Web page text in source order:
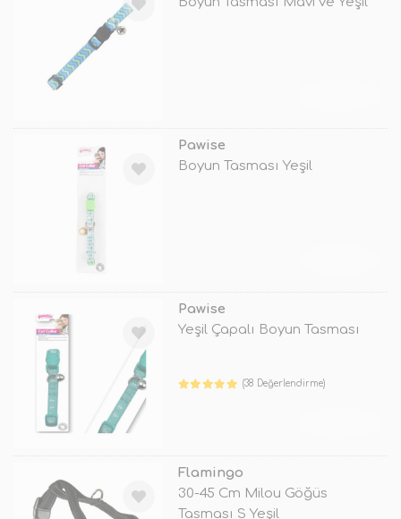
Pawise
Boyun Tasması Yeşil
Pawise
Yeşil Çapalı Boyun Tasması
(38 Değerlendirme)
Flamingo
30-45 Cm Milou Göğüs
Tasması S Yeşil